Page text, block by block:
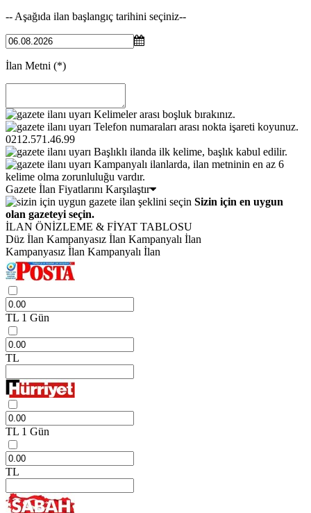
-- Aşağıda ilan başlangıç tarihini seçiniz--
İlan Metni (*)
Kelimeler arası boşluk bırakınız.
Telefon numaraları arası nokta işareti koyunuz.
0212.571.46.99
Başlıklı ilanda ilk kelime, başlık kabul edilir.
Kampanyalı ilanlarda, ilan metninin en az 6
kelime olma zorunluluğu vardır.
Gazete İlan Fiyatlarını Karşılaştır
Sizin için en uygun
olan gazeteyi seçin.
İLAN ÖNİZLEME & FİYAT TABLOSU
Düz İlan Kampanyasız İlan Kampanyalı İlan
Kampanyasız İlan Kampanyalı İlan
TL 1 Gün
TL
TL 1 Gün
TL